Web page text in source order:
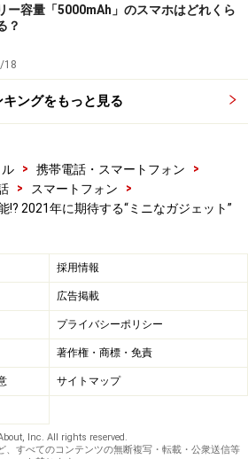
小型化のトレンドが続くと思われ
なく、ハイエンドな小型モデルの
ところです。
のです。最新の内容をご確認くださ
ー容量「5000mAh」のスマホはどれくら
？
18
キングをもっと見る
> 携帯電話・スマートフォン
>
> スマートフォン
>
!? 2021年に期待する“ミニなガジェット”
採用情報
広告掲載
プライバシーポリシー
著作権・商標・免責
サイトマップ
Inc. All rights reserved.
、すべてのコンテンツの無断複写・転載・公衆送信等